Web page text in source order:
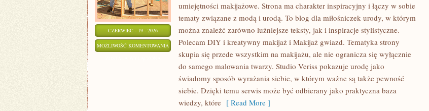
CZERWIEC - 19 - 2026
MOŻLIWOŚĆ KOMENTOWANIA PIELĘGNACJA
PRZYGOTOWANIE
SKÓRY
umiejętności makijażowe. Strona ma charakter inspiracyjny i łączy w sobie
tematy związane z modą i urodą. To blog dla miłośniczek urody, w którym
można znaleźć zarówno luźniejsze teksty, jak i inspiracje stylistyczne.
Polecam DIY i kreatywny makijaż i Makijaż gwiazd. Tematyka strony
skupia się przede wszystkim na makijażu, ale nie ogranicza się wyłącznie
do samego malowania twarzy. Studio Veriss pokazuje urodę jako
świadomy sposób wyrażania siebie, w którym ważne są także pewność
siebie. Dzięki temu serwis może być odbierany jako praktyczna baza
wiedzy, które [ Read More ]